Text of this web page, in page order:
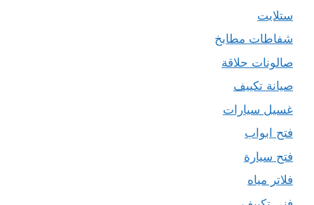
ستلايت
شفاطات مطابخ
صالونات حلاقة
صيانة تكييف
غسيل سيارات
فتح ابواب
فتح سيارة
فلاتر مياه